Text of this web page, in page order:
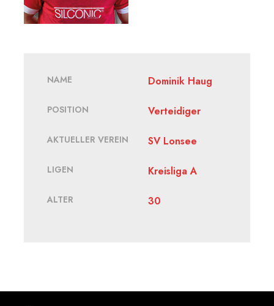
NAME Dominik Haug
POSITION Verteidiger
AKTUELLER VEREIN SV Lonsee
LIGEN Kreisliga A
ALTER 30